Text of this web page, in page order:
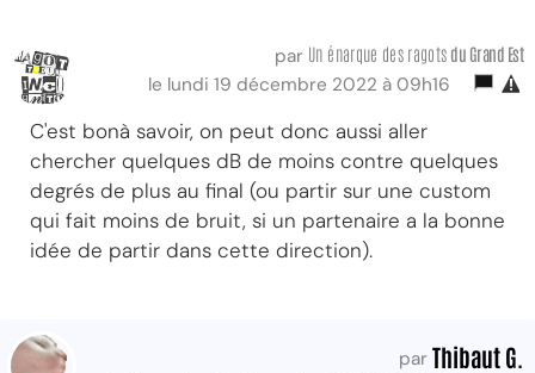
par Un énarque des ragots du Grand Est
le lundi 19 décembre 2022 à 09h16
C'est bonà savoir, on peut donc aussi aller
chercher quelques dB de moins contre quelques
degrés de plus au final (ou partir sur une custom
qui fait moins de bruit, si un partenaire a la bonne
idée de partir dans cette direction).
par Thibaut G.